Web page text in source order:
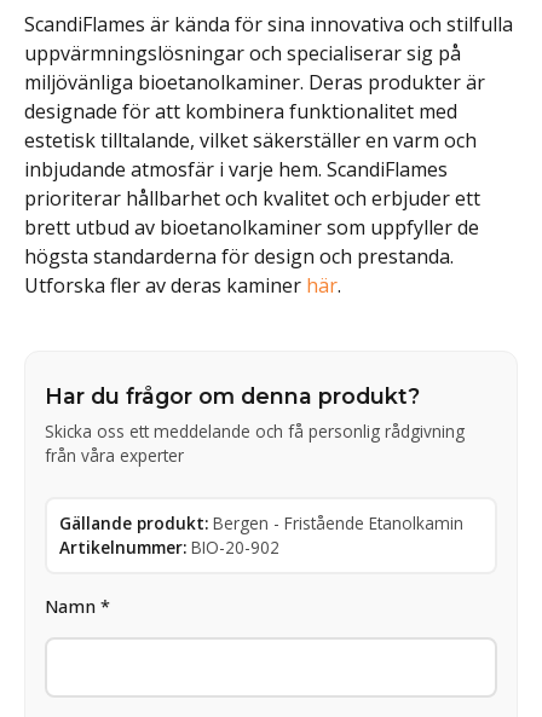
ScandiFlames är kända för sina innovativa och stilfulla
uppvärmningslösningar och specialiserar sig på
miljövänliga bioetanolkaminer. Deras produkter är
designade för att kombinera funktionalitet med
estetisk tilltalande, vilket säkerställer en varm och
inbjudande atmosfär i varje hem. ScandiFlames
prioriterar hållbarhet och kvalitet och erbjuder ett
brett utbud av bioetanolkaminer som uppfyller de
högsta standarderna för design och prestanda.
Utforska fler av deras kaminer här.
Har du frågor om denna produkt?
Skicka oss ett meddelande och få personlig rådgivning
från våra experter
Gällande produkt: Bergen - Fristående Etanolkamin
Artikelnummer: BIO-20-902
Namn *